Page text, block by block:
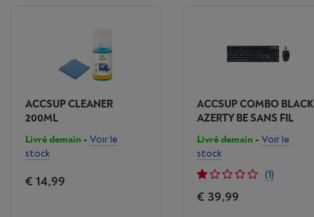
ACCSUP CLEANER
200ML
Livré demain - Voir le
stock
€ 14,99
ACCSUP COMBO BLACK
AZERTY BE SANS FIL
Livré demain - Voir le
stock
(1)
€ 39,99